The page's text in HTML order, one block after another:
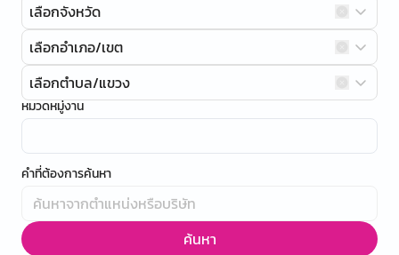
เลือกจังหวัด
เลือกอำเภอ/เขต
เลือกตำบล/แขวง
หมวดหมู่งาน
คำที่ต้องการค้นหา
ค้นหา